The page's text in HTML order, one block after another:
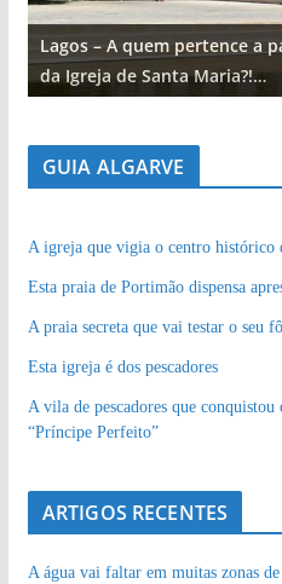
Lagos – A quem pertence a
da Igreja de Santa Maria?!…
GUIA ALGARVE
A igreja que vigia o centro histórico
Esta praia de Portimão dispensa
A praia secreta que vai testar o seu
Esta igreja é dos pescadores
A vila de pescadores que
“Príncipe Perfeito”
ARTIGOS RECENTES
A água vai faltar em muitas zonas